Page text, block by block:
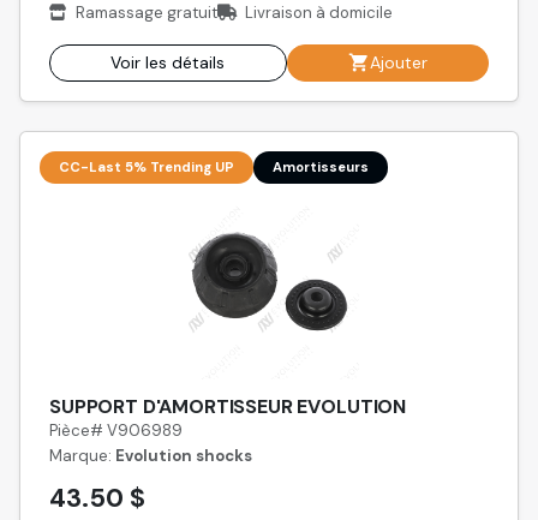
Ramassage gratuit Livraison à domicile
Voir les détails Ajouter
CC-Last 5% Trending UP Amortisseurs
SUPPORT D'AMORTISSEUR EVOLUTION
Pièce# V906989
Marque: Evolution shocks
43.50 $